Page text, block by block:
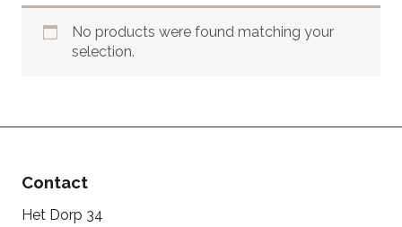
No products were found matching your
selection.
Contact
Het Dorp 34